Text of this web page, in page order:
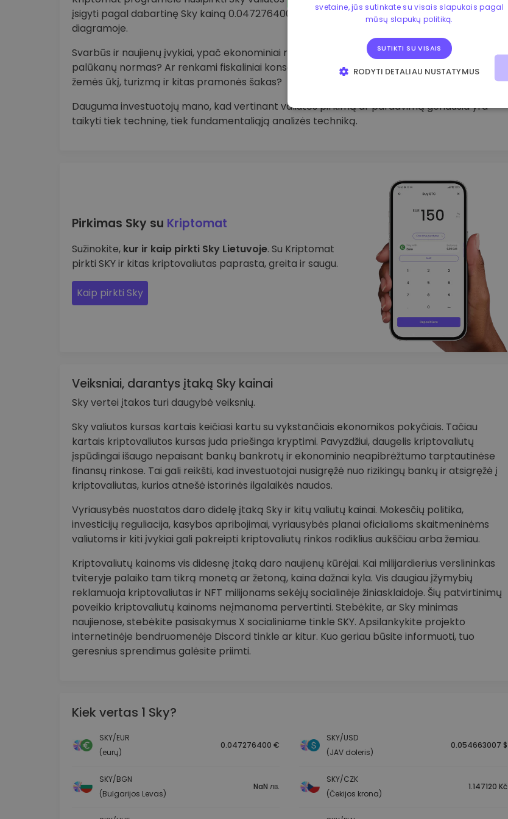
įsigyti pagal dabartinę Sky kainą 0.047276400 €. Dabartinės kainos visada rodomos Sky
diagramoje.
Svarbūs ir naujienų įvykiai, ypač ekonominiai rodikliai. Ar nacionalinis bankas didina
palūkanų normas? Ar renkami fiskaliniai konservatoriai? Ar audros ar sausros sutrikdė
žemės ūkį, turizmą ir kitas pramonės šakas?
Dauguma investuotojų mano, kad vertinant valiutos pirkimą ar pardavimą geriausia yra
taikyti tiek techninę, tiek fundamentaliąją analizės techniką.
Pirkimas Sky su Kriptomat
Sužinokite, kur ir kaip pirkti Sky Lietuvoje. Su Kriptomat
pirkti SKY ir kitas kriptovaliutas paprasta, greita ir saugu.
Kaip pirkti Sky
Veiksniai, darantys įtaką Sky kainai
Sky vertei įtakos turi daugybė veiksnių.
Sky valiutos kursas kartais keičiasi kartu su vykstančiais ekonomikos pokyčiais. Tačiau
kartais kriptovaliutos kursas juda priešinga kryptimi. Pavyzdžiui, daugelis kriptovaliutų
įspūdingai išaugo nepaisant bankų bankrotų ir ekonominio neapibrėžtumo tarptautinėse
finansų rinkose. Tai gali reikšti, kad investuotojai nusigręžė nuo rizikingų bankų ir atsigręžė į
kriptovaliutas, kurios atnešė istorinės ilgalaikės naudos.
Vyriausybės nuostatos daro didelę įtaką Sky ir kitų valiutų kainai. Mokesčių politika,
investicijų reguliacija, kasybos apribojimai, vyriausybės planai oficialioms skaitmeninėms
valiutoms ir kiti įvykiai gali pakreipti kriptovaliutų rinkos rodiklius aukščiau arba žemiau.
Kriptovaliutų kainoms vis didesnę įtaką daro naujienų kūrėjai. Kai milijardierius verslininkas
tviteryje palaiko tam tikrą monetą ar žetoną, kaina dažnai kyla. Vis daugiau įžymybių
reklamuoja kriptovaliutas ir NFT milijonams sekėjų socialinėje žiniasklaidoje. Šių patvirtinimų
poveikio kriptovaliutų kainoms neįmanoma pervertinti. Stebėkite, ar Sky minimas
naujienose, stebėkite pasisakymus X socialiniame tinkle SKY. Apsilankykite projekto
internetinėje bendruomenėje Discord tinkle ar kitur. Kuo geriau būsite informuoti, tuo
geresnius sprendimus galėsite priimti.
Kiek vertas 1 Sky?
SKY/EUR
(eurų)
0.047276400 €
SKY/USD
(JAV doleris)
0.054663007 $
SKY/BGN
(Bulgarijos Levas)
NaN лв.
SKY/CZK
(Čekijos krona)
1.147120 Kč
svetaine, jūs sutinkate su visais slapukais pagal
mūsų slapukų politiką.
SUTIKTI SU VISAIS
RODYTI DETALIAU NUSTATYMUS
TIKSLINIAI